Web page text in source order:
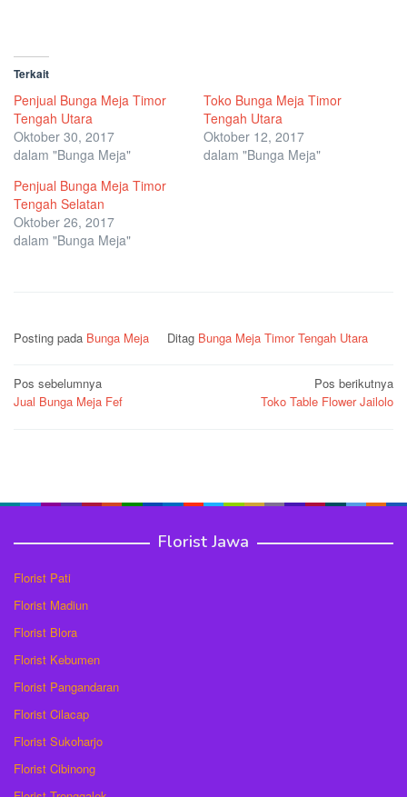
Terkait
Penjual Bunga Meja Timor
Tengah Utara
Oktober 30, 2017
dalam "Bunga Meja"
Toko Bunga Meja Timor
Tengah Utara
Oktober 12, 2017
dalam "Bunga Meja"
Penjual Bunga Meja Timor
Tengah Selatan
Oktober 26, 2017
dalam "Bunga Meja"
Posting pada Bunga Meja Ditag Bunga Meja Timor Tengah Utara
Navigasi
pos
Pos sebelumnya
Jual Bunga Meja Fef
Pos berikutnya
Toko Table Flower Jailolo
Florist Jawa
Florist Pati
Florist Madiun
Florist Blora
Florist Kebumen
Florist Pangandaran
Florist Cilacap
Florist Sukoharjo
Florist Cibinong